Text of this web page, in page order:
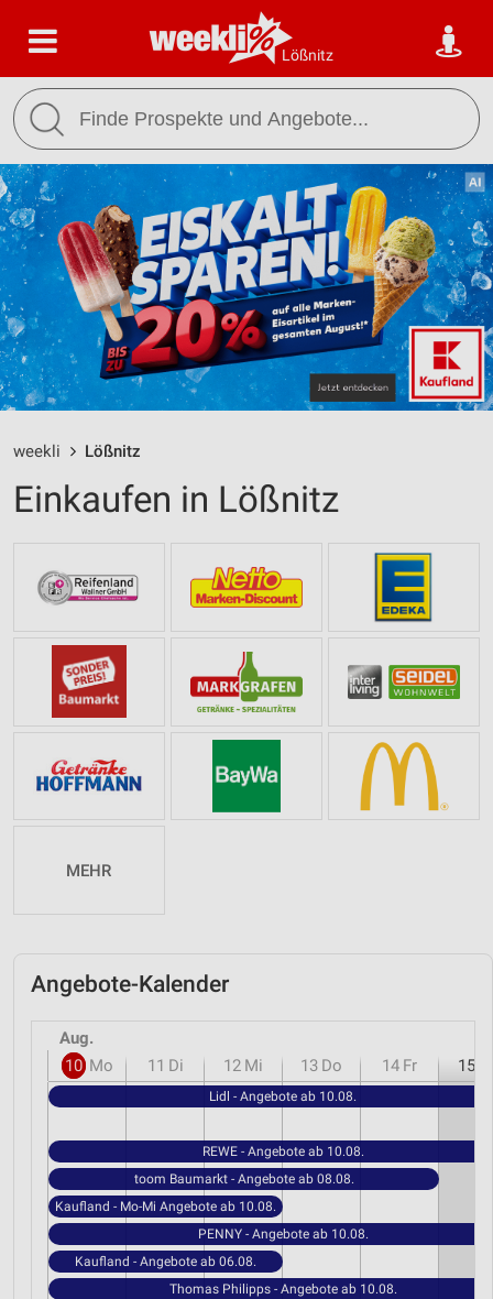
Lößnitz
weekli Lößnitz
Einkaufen in Lößnitz
MEHR
Angebote-Kalender
Aug.
10 Mo 11 Di 12 Mi 13 Do 14 Fr 15
Lidl - Angebote ab 10.08.
REWE - Angebote ab 10.08.
toom Baumarkt - Angebote ab 08.08.
Kaufland - Mo-Mi Angebote ab 10.08.
PENNY - Angebote ab 10.08.
Kaufland - Angebote ab 06.08.
Thomas Philipps - Angebote ab 10.08.